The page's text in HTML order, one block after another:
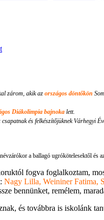
zárom, akik az országos döntőkön
Diákolimpia bajnoka lett.
és felkészítőjüknek Várhegyi
a ballagó ugrókötelesektől
fogva foglalkoztam,
Nagy Lilla, Weininer Fatima,
bennünket, remélem,
és továbbra is iskolánk